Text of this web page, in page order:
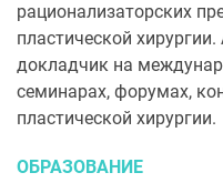
рационализаторских
пластической
докладчик на
семинарах, форумах,
пластической хирургии.
ОБРАЗОВАНИЕ